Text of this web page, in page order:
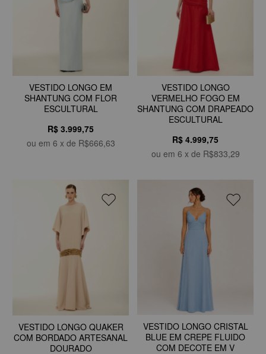
VESTIDO LONGO EM
SHANTUNG COM FLOR
ESCULTURAL
R$ 3.999,75
ou em 6 x de R$666,63
VESTIDO LONGO
VERMELHO FOGO EM
SHANTUNG COM DRAPEADO
ESCULTURAL
R$ 4.999,75
ou em 6 x de R$833,29
VESTIDO LONGO QUAKER
COM BORDADO ARTESANAL
DOURADO
VESTIDO LONGO CRISTAL
BLUE EM CREPE FLUIDO
COM DECOTE EM V